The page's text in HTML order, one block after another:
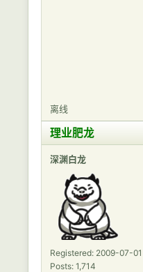
离线
理业肥龙
深渊白龙
Registered: 2009-07-01
Posts: 1,714